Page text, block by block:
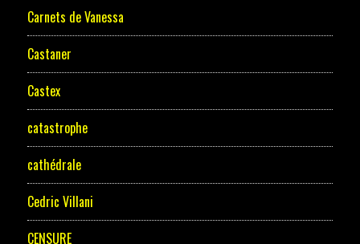
Carnets de Vanessa
Castaner
Castex
catastrophe
cathédrale
Cedric Villani
CENSURE